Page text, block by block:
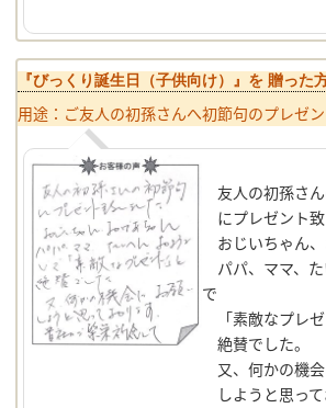
『びっくり誕生日（子供向け）』を 贈った
用途：ご友人の初孫さんへ初節句のプレゼ
友人の初孫さ
にプレゼント致
おじいちゃん
パパ、ママ、
で
「素敵なプレ
絶賛でした。
又、何かの機
しようと思って